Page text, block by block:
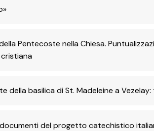
Pentecoste nella Chiesa.
della basilica di St. Madeleine a
del progetto catechistico